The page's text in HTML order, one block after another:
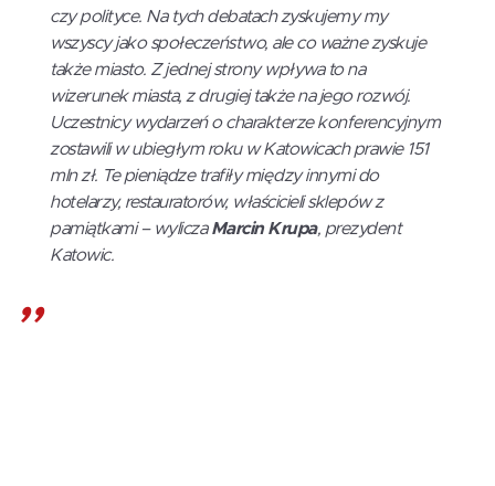
czy polityce. Na tych debatach zyskujemy my
wszyscy jako społeczeństwo, ale co ważne zyskuje
także miasto. Z jednej strony wpływa to na
wizerunek miasta, z drugiej także na jego rozwój.
Uczestnicy wydarzeń o charakterze konferencyjnym
zostawili w ubiegłym roku w Katowicach prawie 151
mln zł. Te pieniądze trafiły między innymi do
hotelarzy, restauratorów, właścicieli sklepów z
pamiątkami– wyliczaMarcin Krupa, prezydent
Katowic.